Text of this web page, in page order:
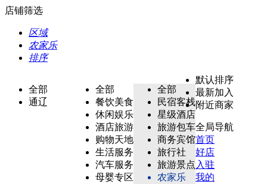
店铺筛选
区域
农家乐
排序
全部
通辽
全部
餐饮美食
休闲娱乐
酒店旅游
购物天地
生活服务
汽车服务
母婴专区
全部
民宿客栈
星级酒店
旅游包车
商务宾馆
旅行社
旅游景点
农家乐
默认排序
最新加入
附近商家
全局导航
首页
好店
入驻
我的